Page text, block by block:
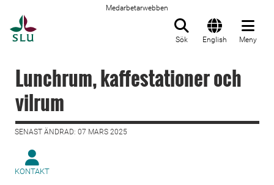
Medarbetarwebben
Sök English Meny
Lunchrum, kaffestationer och
vilrum
SENAST ÄNDRAD: 07 MARS 2025
KONTAKT